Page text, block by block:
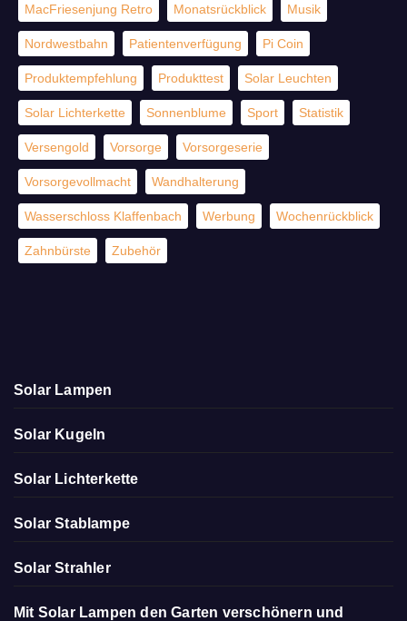
MacFriesenjung Retro Monatsrückblick Musik
Nordwestbahn Patientenverfügung Pi Coin
Produktempfehlung Produkttest Solar Leuchten
Solar Lichterkette Sonnenblume Sport Statistik
Versengold Vorsorge Vorsorgeserie
Vorsorgevollmacht Wandhalterung
Wasserschloss Klaffenbach Werbung Wochenrückblick
Zahnbürste Zubehör
Solar Lampen
Solar Kugeln
Solar Lichterkette
Solar Stablampe
Solar Strahler
Mit Solar Lampen den Garten verschönern und